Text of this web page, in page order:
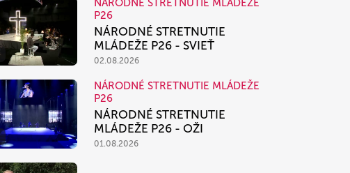
NÁRODNÉ STRETNUTIE MLÁDEŽE
P26
NÁRODNÉ STRETNUTIE
MLÁDEŽE P26 - SVIEŤ
02.08.2026
NÁRODNÉ STRETNUTIE MLÁDEŽE
P26
NÁRODNÉ STRETNUTIE
MLÁDEŽE P26 - OŽI
01.08.2026